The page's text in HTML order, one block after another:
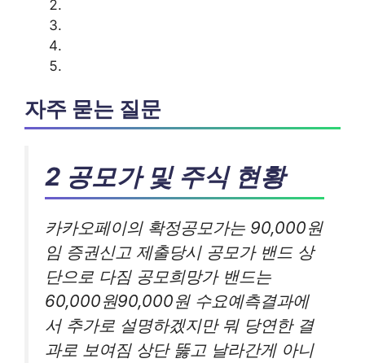
자주 묻는 질문
2 공모가 및 주식 현황
카카오페이의 확정공모가는 90,000원
임 증권신고 제출당시 공모가 밴드 상
단으로 다짐 공모희망가 밴드는
60,000원90,000원 수요예측결과에
서 추가로 설명하겠지만 뭐 당연한 결
과로 보여짐 상단 뚫고 날라간게 아니